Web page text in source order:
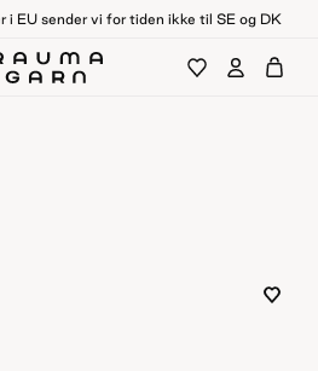
i EU sender vi for tiden ikke til SE og DK